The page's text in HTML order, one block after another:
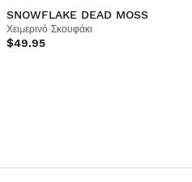
SNOWFLAKE DEAD MOSS
Χειμερινό Σκουφάκι
$49.95